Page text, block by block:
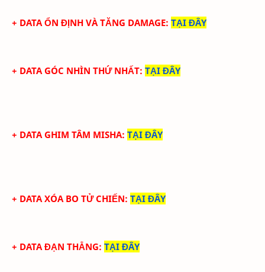
+ DATA ỔN ĐỊNH VÀ TĂNG DAMAGE: TẠI ĐÂY
+ DATA GÓC NHÌN THỨ NHẤT: TẠI ĐÂY
+ DATA GHIM TÂM MISHA: TẠI ĐÂY
+ DATA XÓA BO TỬ CHIẾN: TẠI ĐÂY
+ DATA ĐẠN THẲNG: TẠI ĐÂY